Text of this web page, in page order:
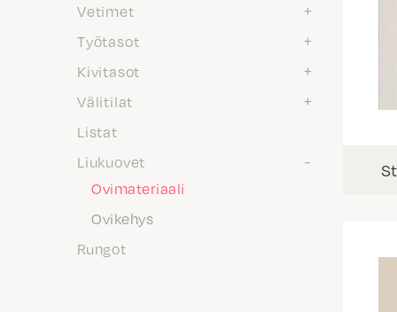
Vetimet
Työtasot
Kivitasot
Välitilat
Listat
Liukuovet
Ovimateriaali
Ovikehys
Rungot